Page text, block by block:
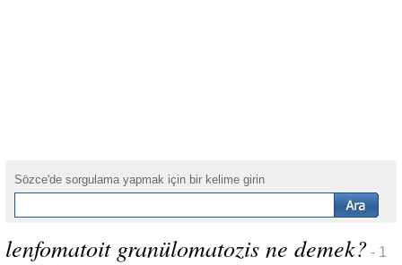
Sözce'de sorgulama yapmak için bir kelime girin
lenfomatoit granülomatozis ne demek? - 1